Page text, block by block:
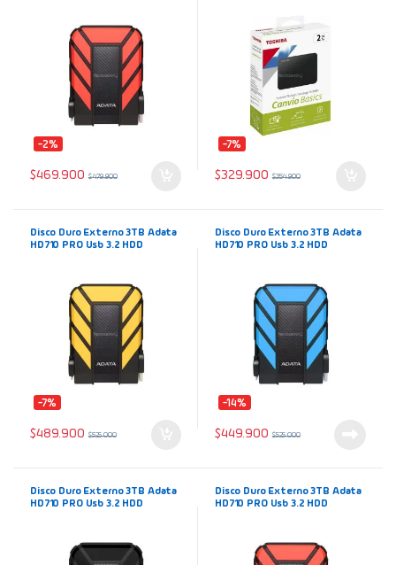
-2%
$469.900 $479.900
-7%
$329.900 $354.900
Disco Duro Externo 3TB Adata
HD710 PRO Usb 3.2 HDD
-7%
$489.900 $525.000
Disco Duro Externo 3TB Adata
HD710 PRO Usb 3.2 HDD
-14%
$449.900 $525.000
Disco Duro Externo 3TB Adata
HD710 PRO Usb 3.2 HDD
Disco Duro Externo 3TB Adata
HD710 PRO Usb 3.2 HDD